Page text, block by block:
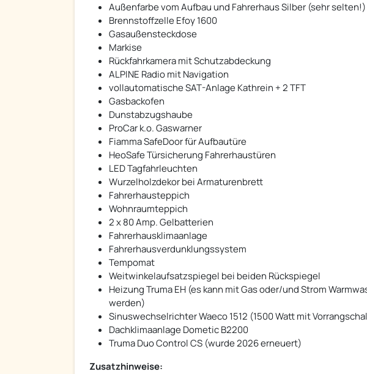
Außenfarbe vom Aufbau und Fahrerhaus Silber (sehr selten!)
Brennstoffzelle Efoy 1600
Gasaußensteckdose
Markise
Rückfahrkamera mit Schutzabdeckung
ALPINE Radio mit Navigation
vollautomatische SAT-Anlage Kathrein + 2 TFT
Gasbackofen
Dunstabzugshaube
ProCar k.o. Gaswarner
Fiamma SafeDoor für Aufbautüre
HeoSafe Türsicherung Fahrerhaustüren
LED Tagfahrleuchten
Wurzelholzdekor bei Armaturenbrett
Fahrerhausteppich
Wohnraumteppich
2 x 80 Amp. Gelbatterien
Fahrerhausklimaanlage
Fahrerhausverdunklungssystem
Tempomat
Weitwinkelaufsatzspiegel bei beiden Rückspiegel
Heizung Truma EH (es kann mit Gas oder/und Strom
werden)
Sinuswechselrichter Waeco 1512 (1500 Watt mit
Dachklimaanlage Dometic B2200
Truma Duo Control CS (wurde 2026 erneuert)
Zusatzhinweise: